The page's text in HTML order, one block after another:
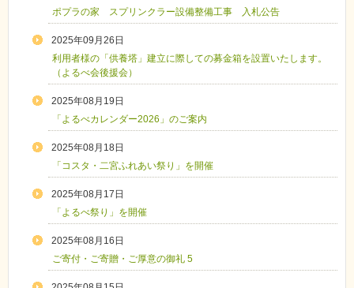
ポプラの家 スプリンクラー設備整備工事 入札公告
2025年09月26日
利用者様の「供養塔」建立に際しての募金箱を設置いたします。
（よるべ会後援会）
2025年08月19日
「よるべカレンダー2026」のご案内
2025年08月18日
「コスタ・二宮ふれあい祭り」を開催
2025年08月17日
「よるべ祭り」を開催
2025年08月16日
ご寄付・ご寄贈・ご厚意の御礼 5